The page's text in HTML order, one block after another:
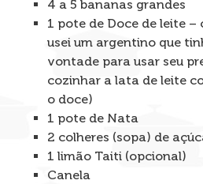
4 a 5 bananas grandes
1 pote de Doce de leite –
usei um argentino que
vontade para usar seu
cozinhar a lata de leite
o doce)
1 pote de Nata
2 colheres (sopa) de
1 limão Taiti (opcional)
Canela